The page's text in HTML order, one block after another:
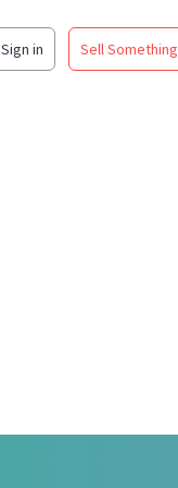
Sign in Sell Something